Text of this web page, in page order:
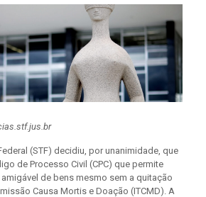
(STF) decidiu, por unanimidade, que
de Processo Civil (CPC) que permite
de bens mesmo sem a quitação
Causa Mortis e Doação (ITCMD). A